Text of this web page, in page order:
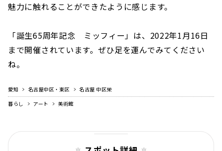
魅力に触れることができたように感じます。
「誕生65周年記念 ミッフィー」は、2022年1月16日
まで開催されています。ぜひ足を運んでみてください
ね。
愛知 名古屋中区・東区
名古屋 中区栄
暮らし
アート 美術館